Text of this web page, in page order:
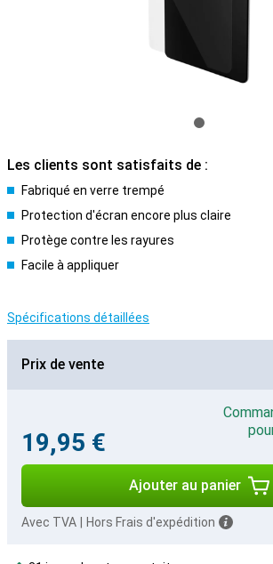
Les clients sont satisfaits de :
Fabriqué en verre trempé
Protection d'écran encore plus claire
Protège contre les rayures
Facile à appliquer
Spécifications détaillées
Prix de vente
19,95 €
Ajouter au panier
Avec TVA Hors Frais d'expédition